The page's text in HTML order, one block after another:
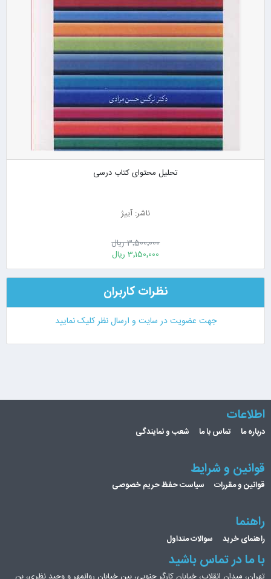
تحلیل محتوای کتاب درسی
ناشر: آییژ
3٬500٬000 ریال
3٬150٬000 ریال
نظرات کاربران
جهت عضویت در سایت و ارسال نظر کلیک نمایید
اطلاعات
درباره ما تماس با ما شعب و نمایندگی
قوانین و شرایط
قوانین و مقررات سیاست حفظ حریم خصوصی
راهنما
راهنمای خرید سوالات متداول
با ما در تماس باشید